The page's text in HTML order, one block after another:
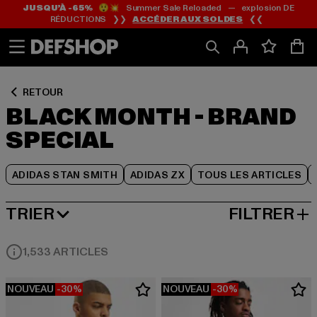
Passer
au
Passer
au
de
JUSQU’À -65%😲💥 Summer Sale Reloaded — explosion DE
RÉDUCTIONS ❯❯ACCÉDER AUX SOLDES ❮❮
RETOUR
BLACK MONTH - BRAND
SPECIAL
ADIDAS STAN SMITH ADIDAS ZX TOUS LES ARTICLES
Passer
au
de
TRIER
MEILLEURES VENTES FILTRER
1,533 ARTICLES
NOUVEAU -30% NOUVEAU -30%